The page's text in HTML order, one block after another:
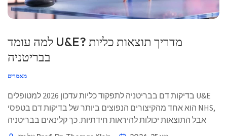
למה עומד U&E? מדריך תוצאות כליות
בבריטניה
מאמרים
בדיקות דם בבריטניה לתפקוד כליות עדכון 2026 למטופלים U&E
הוא אחד מהקיצורים הנפוצים ביותר של בדיקות דם בטפסי NHS,
אבל התוצאות יכולות להיראות חידתיות. כך קלינאים בבריטניה
קוראים יחד אוריאה, מלחים ותפקוד כליות. 📖 ~11 דקות 📅 25